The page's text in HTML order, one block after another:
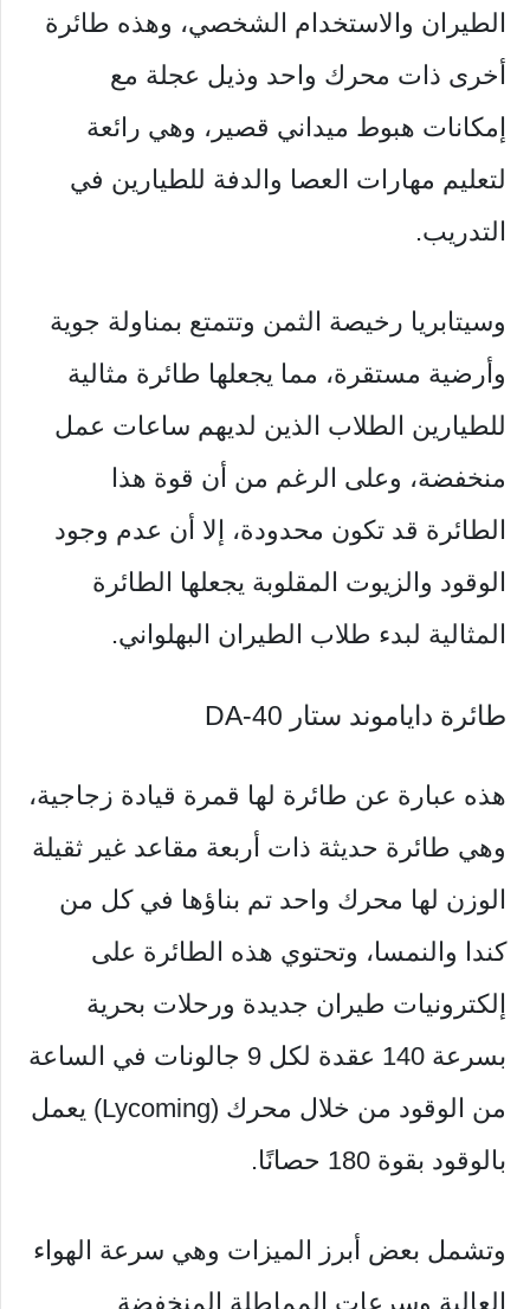
الطيران والاستخدام الشخصي، وهذه طائرة
أخرى ذات محرك واحد وذيل عجلة مع
إمكانات هبوط ميداني قصير، وهي رائعة
لتعليم مهارات العصا والدفة للطيارين في
التدريب.
وسيتابريا رخيصة الثمن وتتمتع بمناولة جوية
وأرضية مستقرة، مما يجعلها طائرة مثالية
للطيارين الطلاب الذين لديهم ساعات عمل
منخفضة، وعلى الرغم من أن قوة هذا
الطائرة قد تكون محدودة، إلا أن عدم وجود
الوقود والزيوت المقلوبة يجعلها الطائرة
المثالية لبدء طلاب الطيران البهلواني.
طائرة داياموند ستار DA-40
هذه عبارة عن طائرة لها قمرة قيادة زجاجية،
وهي طائرة حديثة ذات أربعة مقاعد غير ثقيلة
الوزن لها محرك واحد تم بناؤها في كل من
كندا والنمسا، وتحتوي هذه الطائرة على
إلكترونيات طيران جديدة ورحلات بحرية
بسرعة 140 عقدة لكل 9 جالونات في الساعة
من الوقود من خلال محرك (Lycoming) يعمل
بالوقود بقوة 180 حصانًا.
وتشمل بعض أبرز الميزات وهي سرعة الهواء
العالية وسرعات المماطلة المنخفضة